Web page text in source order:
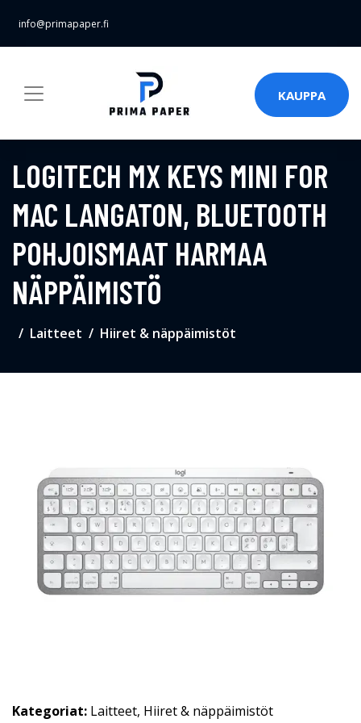
info@primapaper.fi
KAUPPA
LOGITECH MX KEYS MINI FOR
MAC LANGATON, BLUETOOTH
POHJOISMAAT HARMAA
NÄPPÄIMISTÖ
Laitteet Hiiret & näppäimistöt
Kategoriat: Laitteet, Hiiret & näppäimistöt